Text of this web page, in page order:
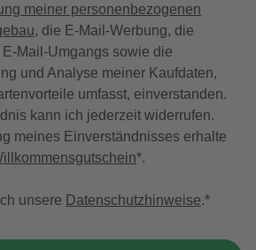
meiner personenbezogenen
, die E-Mail-Werbung, die
Mail-Umgangs sowie die
und Analyse meiner Kaufdaten,
umfasst, einverstanden.
kann ich jederzeit widerrufen.
meines Einverständnisses erhalte
*.
unsere Datenschutzhinweise.